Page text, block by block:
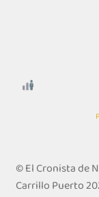
© El Cronista de
Carrillo Puerto